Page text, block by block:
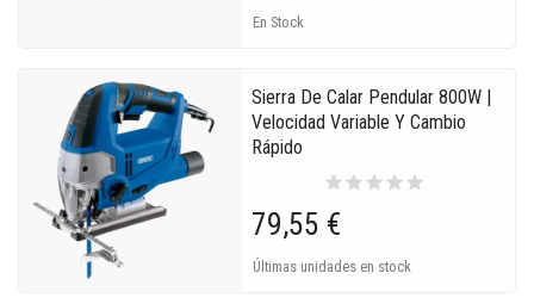
En Stock
Sierra De Calar Pendular 800W |
Velocidad Variable Y Cambio
Rápido
starstarstarstarstar
79,55 €
Últimas unidades en stock